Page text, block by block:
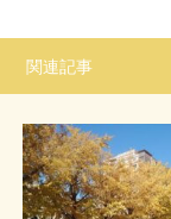
関連記事